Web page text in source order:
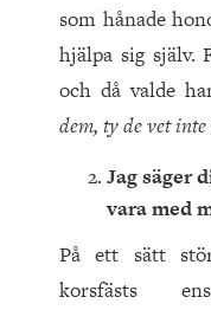
som hånade
hjälpa sig själv.
och då valde
dem, ty de vet
Jag säger
vara med
På ett sätt
korsfästs